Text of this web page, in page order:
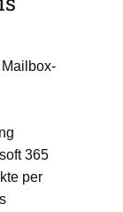
365
per